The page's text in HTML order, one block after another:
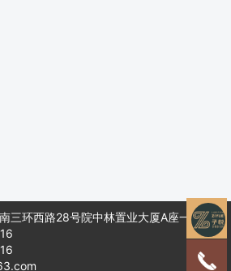
三环西路28号院中林置业大厦A座一层104